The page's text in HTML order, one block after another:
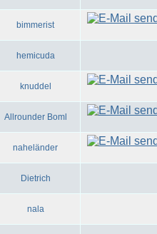
bimmerist
hemicuda
knuddel
Allrounder Boml
naheländer
Dietrich
nala